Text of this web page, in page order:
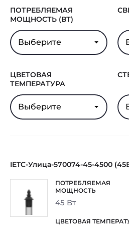
ПОТРЕБЛЯЕМАЯ
МОЩНОСТЬ (ВТ)
Выберите
ЦВЕТОВАЯ
ТЕМПЕРАТУРА
Выберите
IETC-Улица-570074-45-4500
45 Вт